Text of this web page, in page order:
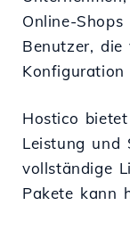
Online-
Benutzer,
Konfiguration
Hostico
Leistung und
vollständige
Pakete kann